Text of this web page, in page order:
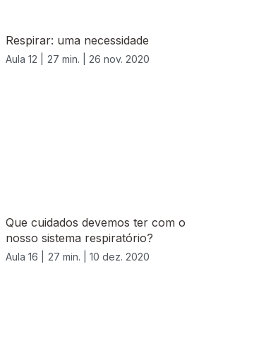
Respirar: uma necessidade
Aula 12 | 27 min. | 26 nov. 2020
Que cuidados devemos ter com o
nosso sistema respiratório?
Aula 16 | 27 min. | 10 dez. 2020